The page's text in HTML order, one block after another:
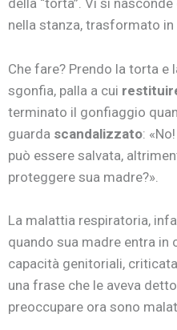
della “torta”. Vi si
nella stanza, trasformato
Che fare? Prendo la torta
sgonfia, palla a cui
terminato il gonfiaggio
guarda scandalizzato:
può essere salvata,
proteggere sua madre?».
La malattia respiratoria,
quando sua madre entra in
capacità genitoriali,
una frase che le aveva
preoccupare ora sono